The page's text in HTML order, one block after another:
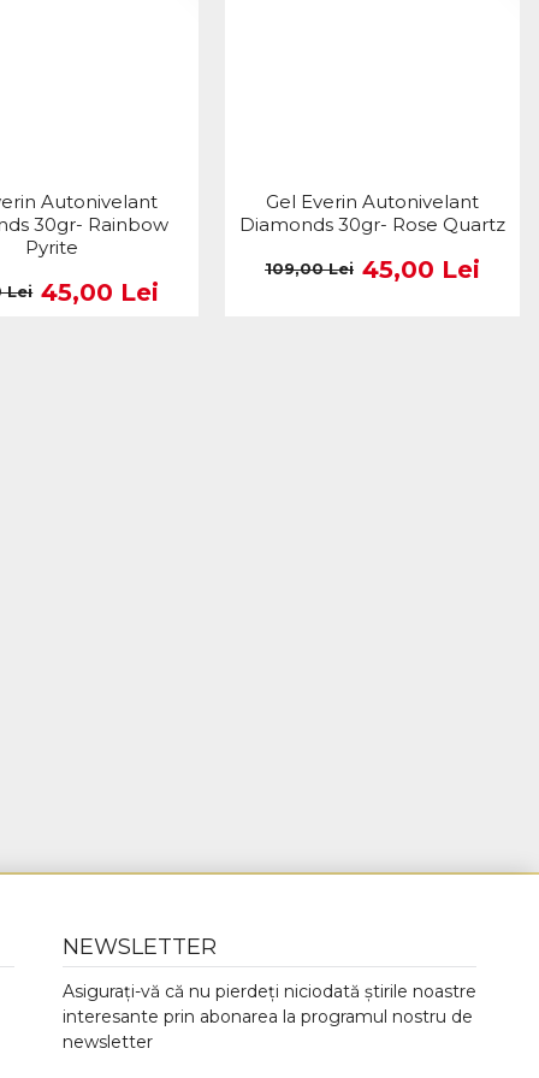
Autonivelant
30gr- Rainbow
Pyrite
45,00 Lei
Lei
Gel Everin Autonivelant
Diamonds 30gr- Rose Quartz
45,00 Lei
109,00 Lei
NEWSLETTER
Asigurați-vă că nu pierdeți niciodată știrile noastre
interesante prin abonarea la programul nostru de
newsletter